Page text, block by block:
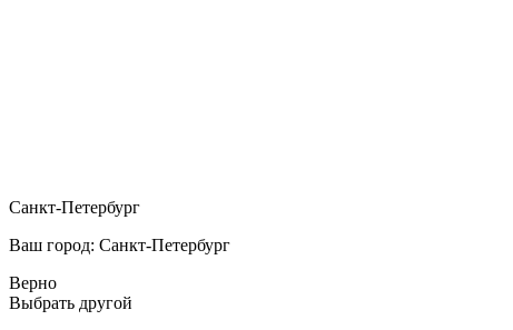
Санкт-Петербург
Ваш город: Санкт-Петербург
Верно
Выбрать другой